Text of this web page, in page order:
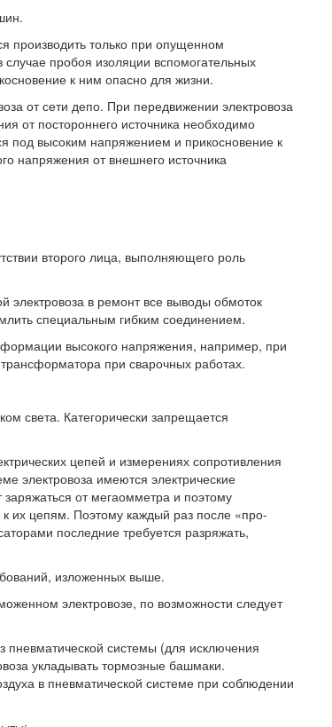
производить только при опущенном
пробоя изоляции вспомогательных
к ним опасно для жизни.
от сети депо. При передвижении электровоза
от постороннего источника необходимо
под высоким напряжением и прикосновение к
напряжения от внешнего источника
второго лица, выполняющего роль
электровоза в ремонт все выводы обмоток
специальным гибким соединением.
высокого напряжения, например, при
при сварочных работах.
света. Категорически запрещается
цепей и измерениях сопротивления
электровоза имеются электрические
от мегаомметра и поэтому
к их цепям. Поэтому каждый раз после «про-
последние требуется разряжать,
изложенных выше.
электровозе, по возможности следует
пневматической системы (для исключения
укладывать тормозные башмаки.
в пневматической системе при соблюдении